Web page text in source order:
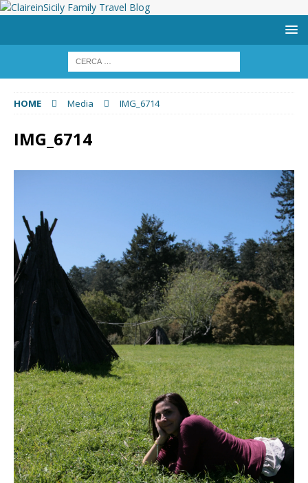
HOME Media IMG_6714
IMG_6714